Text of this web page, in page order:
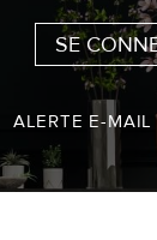
SE
ALERTE E-MAIL